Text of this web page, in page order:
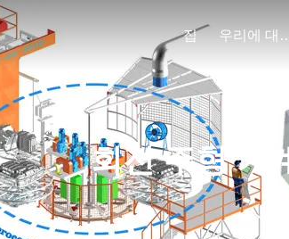
집 우리에
회전 주형 기